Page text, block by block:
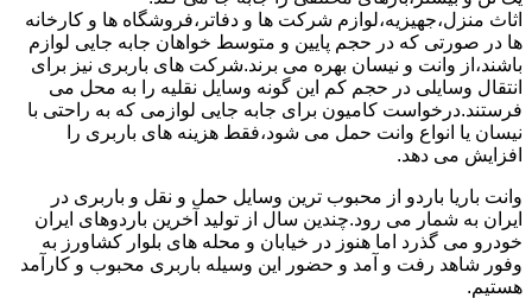
اثاث منزل،جهیزیه،لوازم شرکت ها و دفاتر،فروشگاه ها و کارخانه
ها در صورتی که در حجم پایین و متوسط خواهان جابه جایی لوازم
باشند،از وانت و نیسان بهره می برند.شرکت های باربری نیز برای
انتقال وسایلی در حجم کم این گونه وسایل نقلیه را به محل می
فرستند.درخواست کامیون برای جابه جایی لوازمی که به راحتی با
نیسان یا انواع وانت حمل می شود،فقط هزینه های باربری را
افزایش می دهد.
وانت باریا باردو از محبوب ترین وسایل حمل و نقل و باربری در
ایران به شمار می رود.چندین سال از تولید آخرین باردوهای ایران
خودرو می گذرد اما هنوز در خیابان و محله های بلوار کشاورز به
وفور شاهد رفت و آمد و حضور این وسیله باربری محبوب و کارآمد
هستیم.